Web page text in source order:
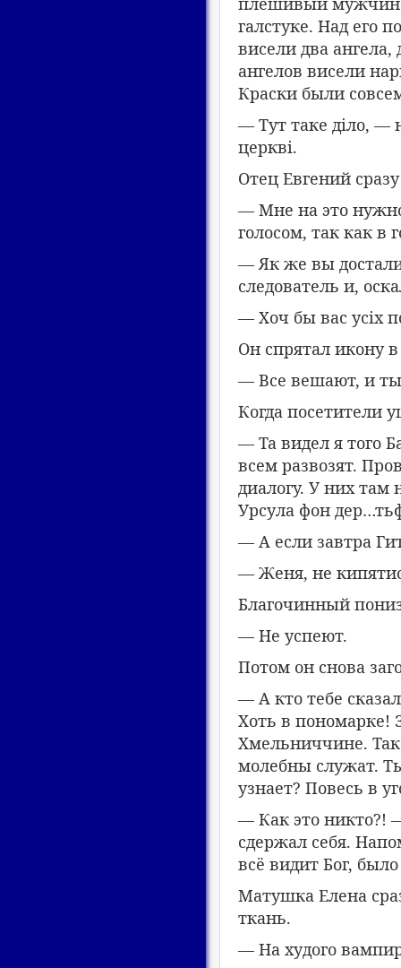
галстуке. Над его
висели два
ангелов висели
Краски были
— Тут таке діло, —
церкві.
Отец Евгений
— Мне на это
голосом, так как в
— Як же вы
следователь и,
— Хоч бы вас усіх
Он спрятал икону
— Все вешают, и
Когда посетители
— Та видел я того
всем развозят.
диалогу. У них там
Урсула фон
— А если завтра
— Женя, не
Благочинный
— Не успеют.
Потом он снова
— А кто тебе
Хоть в пономарке!
Хмельниччине. Так
молебны служат.
узнает? Повесь в
— Как это никто?!
сдержал себя.
всё видит Бог,
Матушка Елена
ткань.
— На худого